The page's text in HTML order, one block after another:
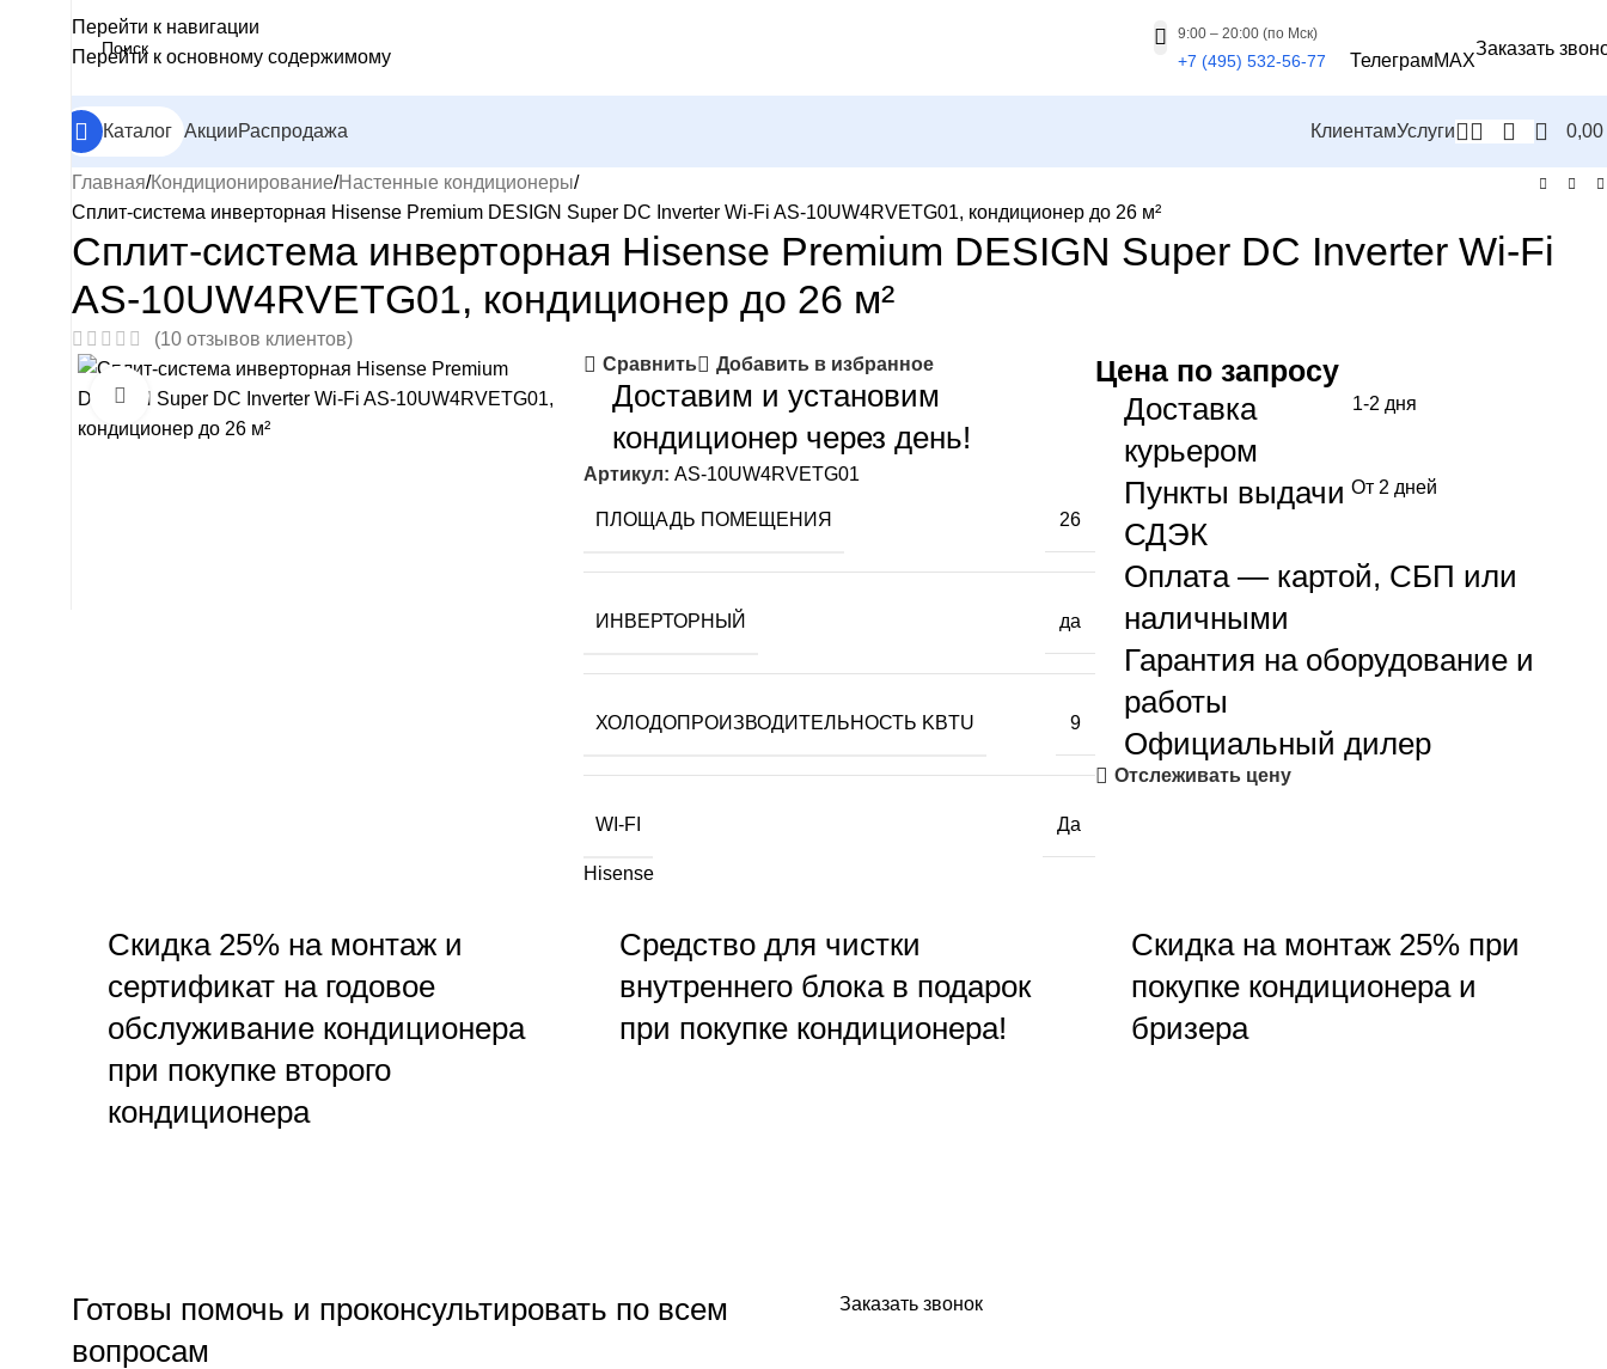
Перейти к навигации
Перейти к основному содержимому
9:00 – 20:00 (по Мск)
+7 (495) 532-56-77 ТелеграмMAX
Заказать
Каталог АкцииРаспродажа КлиентамУслуги 0,00
Главная Кондиционирование Настенные кондиционеры
Сплит-система инверторная Hisense Premium DESIGN Super DC Inverter Wi-Fi AS-10UW4RVETG01, кондиционер до 26 м²
Сплит-система инверторная Hisense Premium DESIGN Super DC Inverter Wi-Fi
AS-10UW4RVETG01, кондиционер до 26 м²
(10 отзывов клиентов)
Нажмите, чтобы увеличить
Сравнить Добавить в избранное
Доставим и установим
кондиционер через день!
Артикул: AS-10UW4RVETG01
ПЛОЩАДЬ ПОМЕЩЕНИЯ 26
ИНВЕРТОРНЫЙ да
ХОЛОДОПРОИЗВОДИТЕЛЬНОСТЬ KBTU 9
WI-FI Да
Hisense
Цена по запросу
Доставка
курьером
1-2 дня
Пункты выдачи
СДЭК
От 2 дней
Оплата — картой, СБП или
наличными
Гарантия на оборудование и
работы
Официальный дилер
Отслеживать цену
Скидка 25% на монтаж и
сертификат на годовое
обслуживание кондиционера
при покупке второго
кондиционера
Средство для чистки
внутреннего блока в подарок
при покупке кондиционера!
Скидка на монтаж 25% при
покупке кондиционера и
бризера
Готовы помочь и проконсультировать по всем
вопросам
Заказать звонок